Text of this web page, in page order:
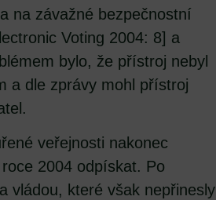
na závažné bezpečnostní
Voting 2004: 8] a
bylo, že přístroj nebyl
a dle zprávy mohl přístroj
veřejnosti nakonec
2004 odpískat. Po
vládou, které však nepřinesly